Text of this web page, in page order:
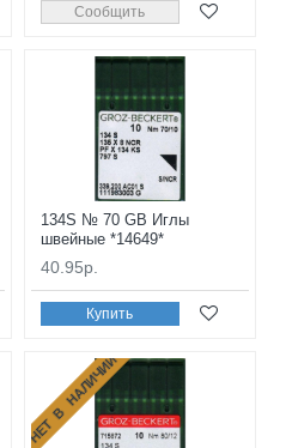
Сообщить
134S № 70 GB Иглы
швейные *14649*
40.95р.
Купить
НЕТ В НАЛИЧИИ